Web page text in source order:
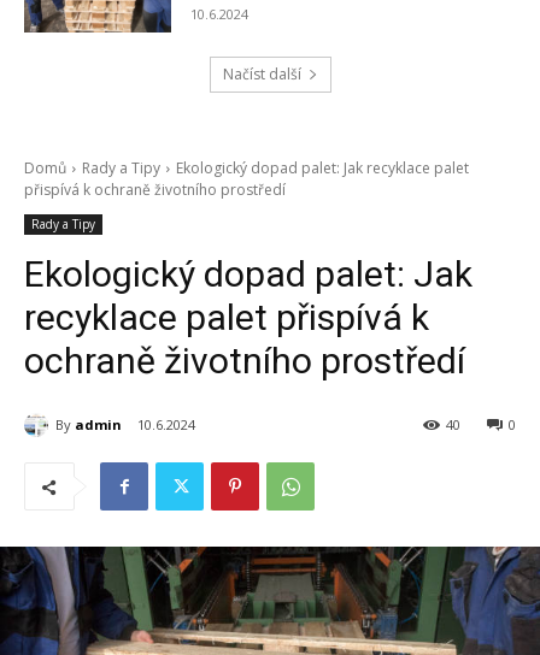
10.6.2024
Načíst další